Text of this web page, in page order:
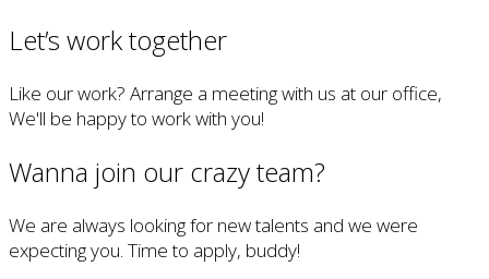
Let’s work together
Like our work? Arrange a meeting with us at our office,
We'll be happy to work with you!
Wanna join our crazy team?
We are always looking for new talents and we were
expecting you. Time to apply, buddy!